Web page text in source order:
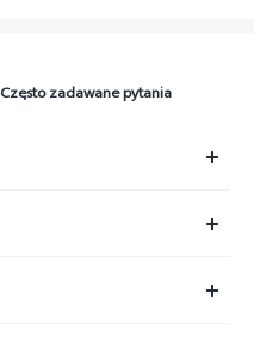
Często zadawane pytania